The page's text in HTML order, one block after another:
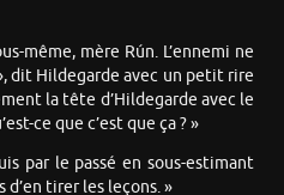
même, mère Rún. L’ennemi ne
dit Hildegarde avec un petit rire
la tête d’Hildegarde avec le
ce que c’est que ça ? »
par le passé en sous-estimant
d’en tirer les leçons. »